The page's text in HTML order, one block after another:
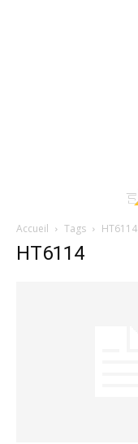
Accueil Tags HT6114
HT6114